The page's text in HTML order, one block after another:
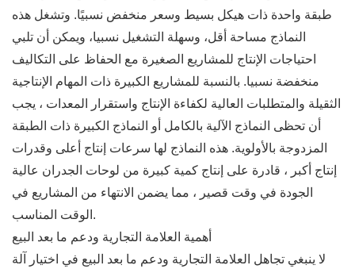
طبقة واحدة ذات هيكل بسيط وسعر منخفض نسبيًا. وتشغل هذه
النماذج مساحة أقل، وسهلة التشغيل نسبيا، ويمكن أن تلبي
احتياجات الإنتاج للمشاريع الصغيرة مع الحفاظ على التكاليف
منخفضة نسبيا. بالنسبة للمشاريع الكبيرة ذات المهام الإنتاجية
الثقيلة والمتطلبات العالية لكفاءة الإنتاج واستقرار المعدات ، يجب
أن تحظى النماذج الآلية بالكامل أو النماذج الكبيرة ذات الطبقة
المزدوجة بالأولوية. هذه النماذج لها سرعات إنتاج أعلى وقدرات
إنتاج أكبر ، قادرة على إنتاج كمية كبيرة من لوحات الجدران عالية
الجودة في وقت قصير ، مما يضمن الانتهاء من المشاريع في
الوقت المناسب.
أهمية العلامة التجارية ودعم ما بعد البيع
لا ينبغي تجاهل العلامة التجارية ودعم ما بعد البيع في اختيار آلة